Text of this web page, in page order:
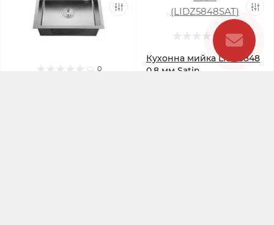
0
0
Кухонна мийка Lidz 5848
0,8 мм Satin